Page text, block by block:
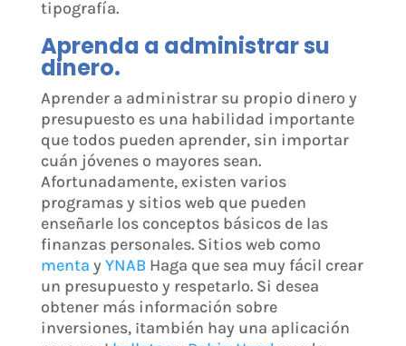
tipografía.
Aprenda a administrar su
dinero.
Aprender a administrar su propio dinero y
presupuesto es una habilidad importante
que todos pueden aprender, sin importar
cuán jóvenes o mayores sean.
Afortunadamente, existen varios
programas y sitios web que pueden
enseñarle los conceptos básicos de las
finanzas personales. Sitios web como
menta yYNABHaga que sea muy fácil crear
un presupuesto y respetarlo. Si desea
obtener más información sobre
inversiones, ¡también hay una aplicación